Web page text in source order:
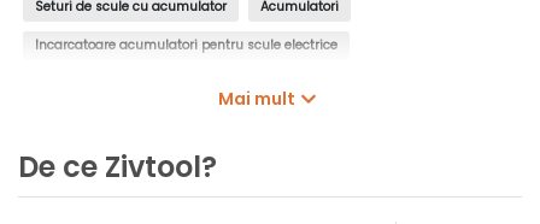
Seturi de scule cu acumulator Acumulatori
Incarcatoare acumulatori pentru scule electrice
Fierastraie circulare Fierastraie pendulare
Mai mult
De ce Zivtool?